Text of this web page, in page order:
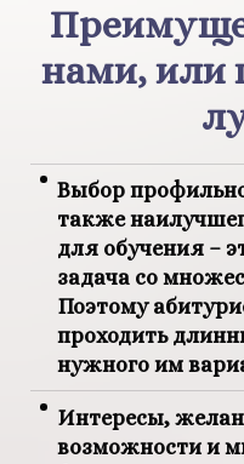
нами, или
Выбор
также
для обучения –
задача со
Поэтому
проходить
нужного им
Интересы,
возможности и